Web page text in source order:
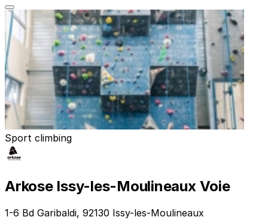
Sport climbing
Arkose Issy-les-Moulineaux Voie
1-6 Bd Garibaldi, 92130 Issy-les-Moulineaux